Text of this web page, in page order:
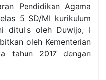
Pendidikan Agama
5 SD/MI kurikulum
ditulis oleh Duwijo, I
oleh Kementerian
tahun 2017 dengan